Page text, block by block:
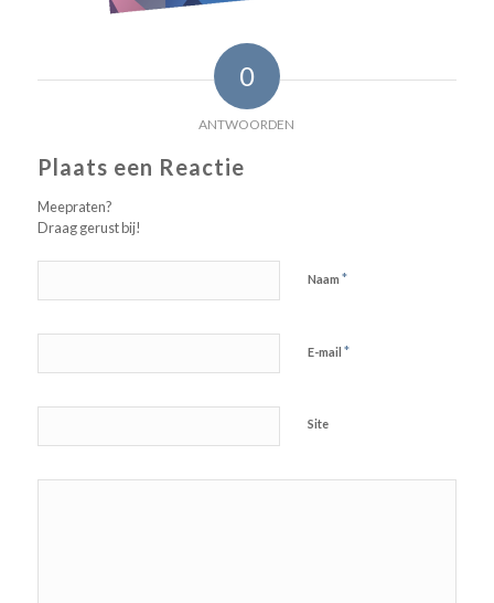
0
ANTWOORDEN
Plaats een Reactie
Meepraten?
Draag gerust bij!
Naam *
E-mail *
Site